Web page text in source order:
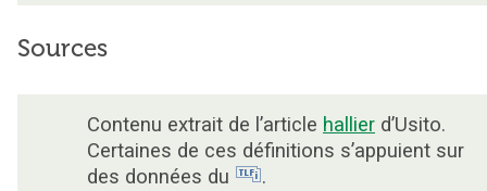
Sources
Contenu extrait de l’article hallier d’Usito.
Certaines de ces définitions s’appuient sur
des données du
.